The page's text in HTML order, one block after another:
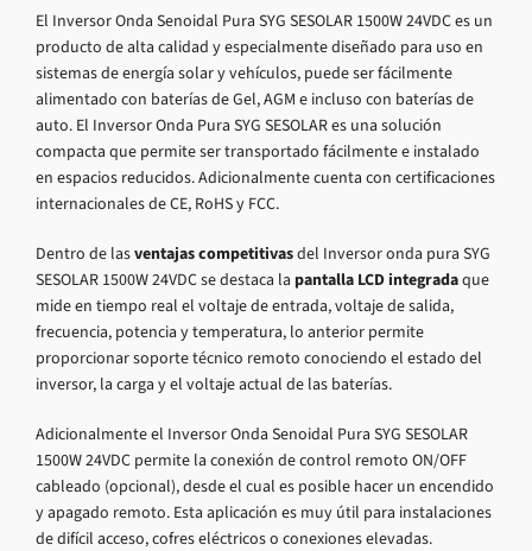
El Inversor Onda Senoidal Pura SYG SESOLAR 1500W 24VDC es un
producto de alta calidad y especialmente diseñado para uso en
sistemas de energía solar y vehículos, puede ser fácilmente
alimentado con baterías de Gel, AGM e incluso con baterías de
auto. El Inversor Onda Pura SYG SESOLAR es una solución
compacta que permite ser transportado fácilmente e instalado
en espacios reducidos. Adicionalmente cuenta con certificaciones
internacionales de CE, RoHS y FCC.
Dentro de lasventajas competitivasdel Inversor onda pura SYG
SESOLAR 1500W 24VDC se destaca la pantalla LCD integradaque
mide en tiempo real el voltaje de entrada, voltaje de salida,
frecuencia, potencia y temperatura, lo anterior permite
proporcionar soporte técnico remoto conociendo el estado del
inversor, la carga y el voltaje actual de las baterías.
Adicionalmente el Inversor Onda Senoidal Pura SYG SESOLAR
1500W 24VDC permite la conexión de control remoto ON/OFF
cableado (opcional), desde el cual es posible hacer un encendido
y apagado remoto. Esta aplicación es muy útil para instalaciones
de difícil acceso, cofres eléctricos o conexiones elevadas.